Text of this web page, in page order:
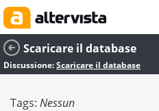
Scaricare il database
Discussione:Scaricare il database
Tags: Nessun